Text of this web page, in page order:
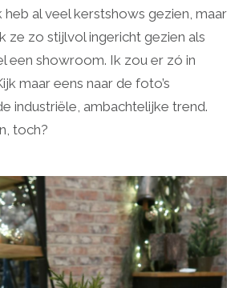
heb al veel kerstshows gezien, maar
ze zo stijlvol ingericht gezien als
een showroom. Ik zou er zó in
maar eens naar de foto’s
industriële, ambachtelijke trend.
toch?